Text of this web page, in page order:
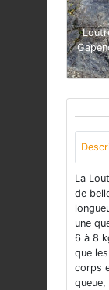
La
de
une
6 à 8
que
corps